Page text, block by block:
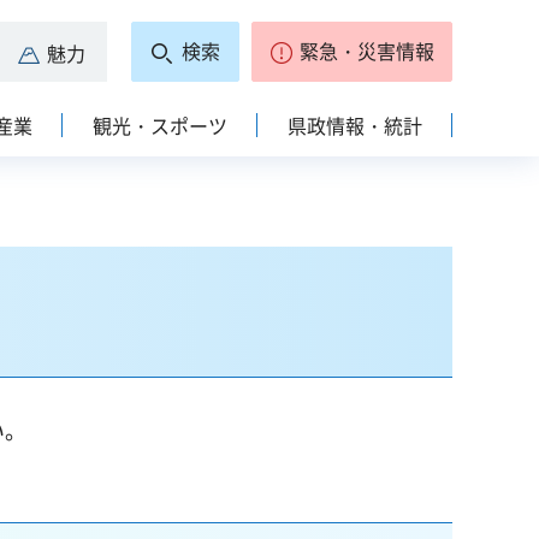
魅力 検索 緊急・災害情報
業 観光・スポーツ 県政情報・統計